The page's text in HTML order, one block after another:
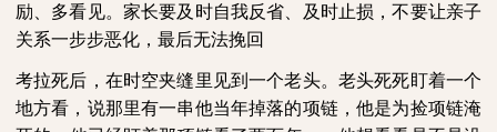
励、多看见。家长要及时自我反省、及时止损，不要让亲子
关系一步步恶化，最后无法挽回
考拉死后，在时空夹缝里见到一个老头。老头死死盯着一个
地方看，说那里有一串他当年掉落的项链，他是为捡项链淹